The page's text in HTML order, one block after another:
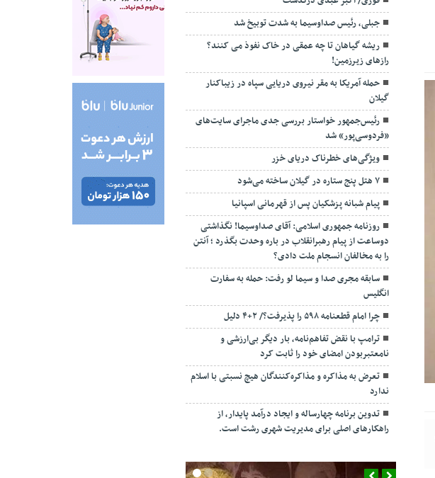
جبلی، رئیس صداوسیما به شدت توبیخ شد
ریشه گیاهان تا چه عمقی در خاک نفوذ می کنند؟
رازهای زیرزمین!
حمله آمریکا به مقر نیروی دریایی سپاه در زیباکنار
گیلان
رئیس‌جمهور خواستار بررسی جدی ماجرای سایت‌های
«فردوسی‌پور» شد
ویژگی‌های خطرناک دریای خزر
۷ هتل پنج ستاره در گیلان ساخته می‌شود
پیام شبانه پزشکیان پس از قهرمانی اسپانیا
روزنامه جمهوری اسلامی: آقای صداوسیما! نگذاشتی
دوساعت از پیام رهبرانقلاب در باره وحدت بگذرد ؛ آنتن
را به مخالفان انسجام ملت دادی؟
سابقه مجری صدا و سیما لو رفت: حمله به سفارت
انگلیس
چرا امام قطعنامه ۵۹۸ را پذیرفت؟/ ۲+۴ دلیل
ترامپ با نقض تفاهم‌نامه، بار دیگر بی‌ارزشی و
نامعتبربودن امضای خود را ثابت کرد
تعرض به مذاکره و مذاکره‌کنندگان هیچ نسبتی با اسلام
ندارد
تدوین برنامه چهارساله و ایجاد درآمد پایدار، از
راهکارهای اصلی برای مدیریت شهری رشت است.